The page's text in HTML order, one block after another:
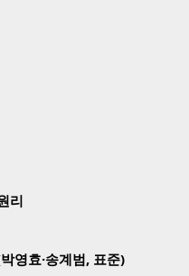
리
영효·송계범, 표준)